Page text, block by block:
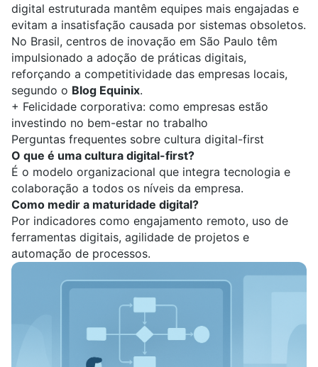
digital estruturada mantêm equipes mais engajadas e
evitam a insatisfação causada por sistemas obsoletos.
No Brasil, centros de inovação em São Paulo têm
impulsionado a adoção de práticas digitais,
reforçando a competitividade das empresas locais,
segundo o Blog Equinix.
+ Felicidade corporativa: como empresas estão
investindo no bem-estar no trabalho
Perguntas frequentes sobre cultura digital-first
O que é uma cultura digital-first?
É o modelo organizacional que integra tecnologia e
colaboração a todos os níveis da empresa.
Como medir a maturidade digital?
Por indicadores como engajamento remoto, uso de
ferramentas digitais, agilidade de projetos e
automação de processos.